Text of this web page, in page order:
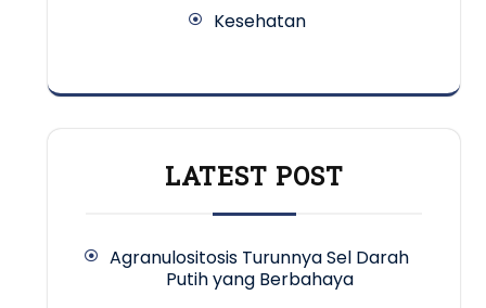
Kesehatan
LATEST POST
Agranulositosis Turunnya Sel Darah
Putih yang Berbahaya